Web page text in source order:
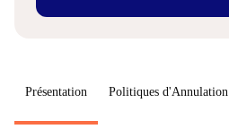
Présentation Politiques d'Annulation